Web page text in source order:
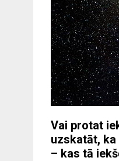
Vai protat
uzskatāt,
– kas tā